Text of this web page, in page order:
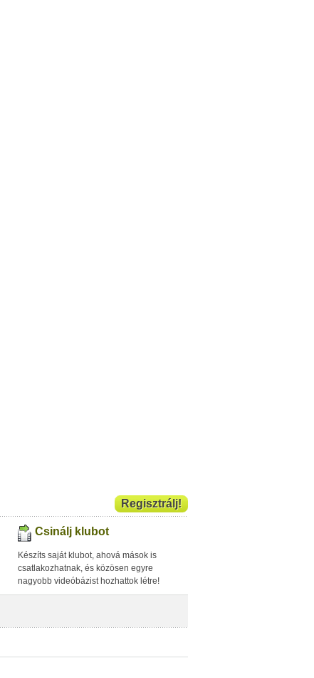
Regisztrálj!
Csinálj klubot
Készíts saját klubot, ahová mások is
csatlakozhatnak, és közösen egyre
nagyobb videóbázist hozhattok létre!